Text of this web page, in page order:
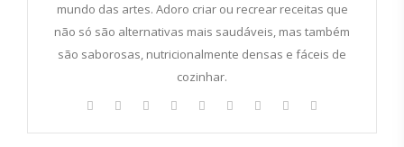
mundo das artes. Adoro criar ou recrear receitas que
não só são alternativas mais saudáveis, mas também
são saborosas, nutricionalmente densas e fáceis de
cozinhar.